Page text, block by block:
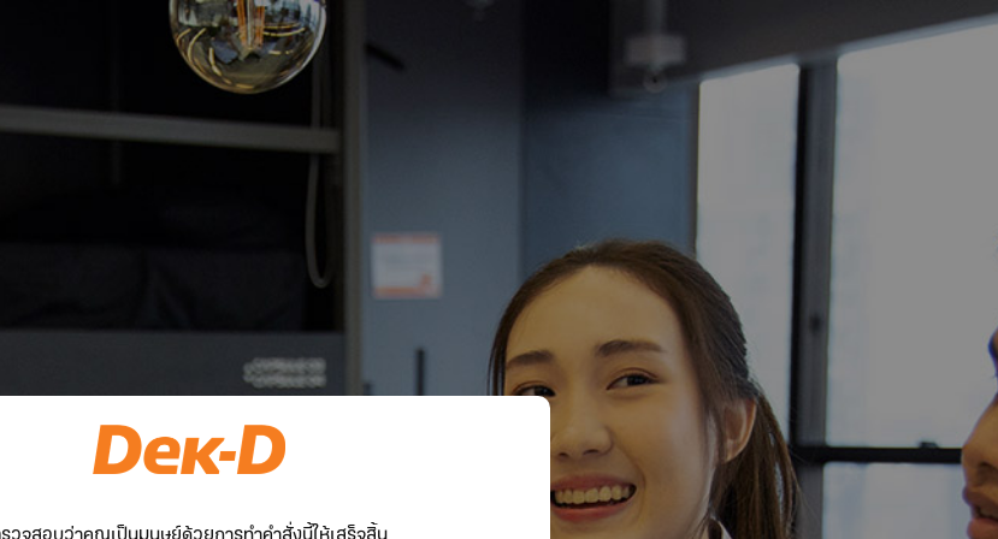
วจสอบว่าคุณเป็นมนุษย์ด้วยการทำคำสั่งนี้ให้เสร็จสิ้น